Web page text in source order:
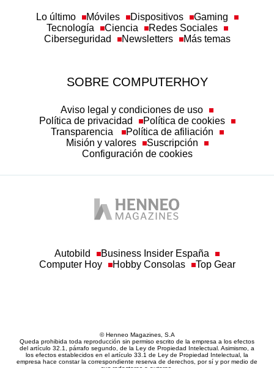
Lo último Móviles Dispositivos
Gaming
Tecnología
Ciencia
Redes Sociales
Ciberseguridad
Newsletters Más temas
SOBRE COMPUTERHOY
Aviso legal y condiciones de uso
Política de privacidad
Política de cookies
Transparencia
Política de afiliación
Misión y valores
Suscripción
Configuración de cookies
Autobild
Business Insider España
Computer Hoy
Hobby Consolas Top Gear
© Henneo Magazines, S.A
Queda prohibida toda reproducción sin permiso escrito de la empresa a los efectos
del artículo 32.1, párrafo segundo, de la Ley de Propiedad Intelectual. Asimismo, a
los efectos establecidos en el artículo 33.1 de Ley de Propiedad Intelectual, la
empresa hace constar la correspondiente reserva de derechos, por sí y por medio de